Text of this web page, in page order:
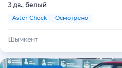
3 дв., белый
Aster Check Осмотрено
Шымкент